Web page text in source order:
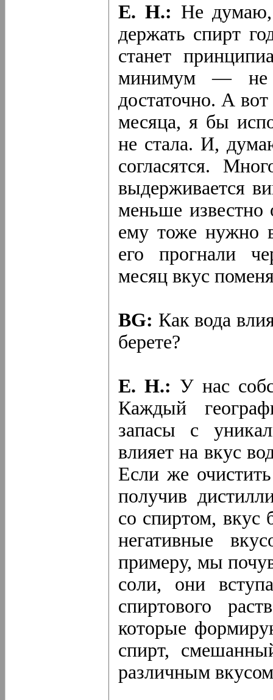
Е. Н.: Не думаю,
держать спирт
станет
минимум — не
достаточно. А
месяца, я бы
не стала. И,
согласятся.
выдерживается
меньше известно
ему тоже нужно
его прогнали
месяц вкус
BG: Как вода
берете?
Е. Н.: У нас
Каждый
запасы с
влияет на вкус
Если же
получив
со спиртом, вкус
негативные
примеру, мы
соли, они
спиртового
которые
спирт,
различным